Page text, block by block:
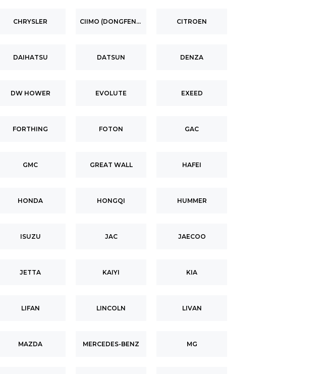
CHRYSLER CIIMO (DONGFENG-HONDA) CITROEN
DAIHATSU DATSUN DENZA
DW HOWER EVOLUTE EXEED
FORTHING FOTON GAC
GMC GREAT WALL HAFEI
HONDA HONGQI HUMMER
ISUZU JAC JAECOO
JETTA KAIYI KIA
LIFAN LINCOLN LIVAN
MAZDA MERCEDES-BENZ MG